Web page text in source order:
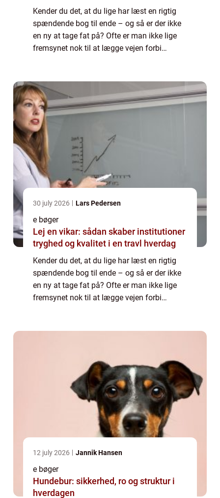
Kender du det, at du lige har læst en rigtig
spændende bog til ende – og så er der ikke
en ny at tage fat på? Ofte er man ikke lige
fremsynet nok til at lægge vejen forbi
30 july 2026 Lars Pedersen
e bøger
Lej en vikar: sådan skaber institutioner
tryghed og kvalitet i en travl hverdag
Kender du det, at du lige har læst en rigtig
spændende bog til ende – og så er der ikke
en ny at tage fat på? Ofte er man ikke lige
fremsynet nok til at lægge vejen forbi
12 july 2026 Jannik Hansen
e bøger
Hundebur: sikkerhed, ro og struktur i
hverdagen